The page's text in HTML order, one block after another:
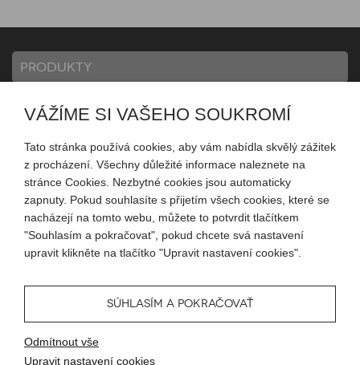
PRODUKTY
INFORMACE
MŮJ ÚČET
SLEDUJTE NÁS
© 2026 Blueweb s.r.o.
Tvorba eshopu
VÁŽÍME SI VAŠEHO SOUKROMÍ
Tato stránka používá cookies, aby vám nabídla skvělý zážitek
z procházení. Všechny důležité informace naleznete na
stránce Cookies. Nezbytné cookies jsou automaticky
zapnuty. Pokud souhlasíte s přijetím všech cookies, které se
nacházejí na tomto webu, můžete to potvrdit tlačítkem
"Souhlasím a pokračovat", pokud chcete svá nastavení
upravit klikněte na tlačítko "Upravit nastavení cookies".
SÚHLASÍM A POKRAČOVAŤ
Odmítnout vše
Upravit nastavení cookies